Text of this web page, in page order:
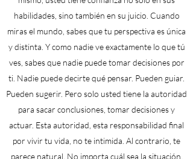
habilidades, sino también en su juicio. Cuando
miras el mundo, sabes que tu perspectiva es única
y distinta. Y como nadie ve exactamente lo que tú
ves, sabes que nadie puede tomar decisiones por
ti. Nadie puede decirte qué pensar. Pueden guiar.
Pueden sugerir. Pero solo usted tiene la autoridad
para sacar conclusiones, tomar decisiones y
actuar. Esta autoridad, esta responsabilidad final
por vivir tu vida, no te intimida. Al contrario, te
parece natural. No importa cuál sea la situación,